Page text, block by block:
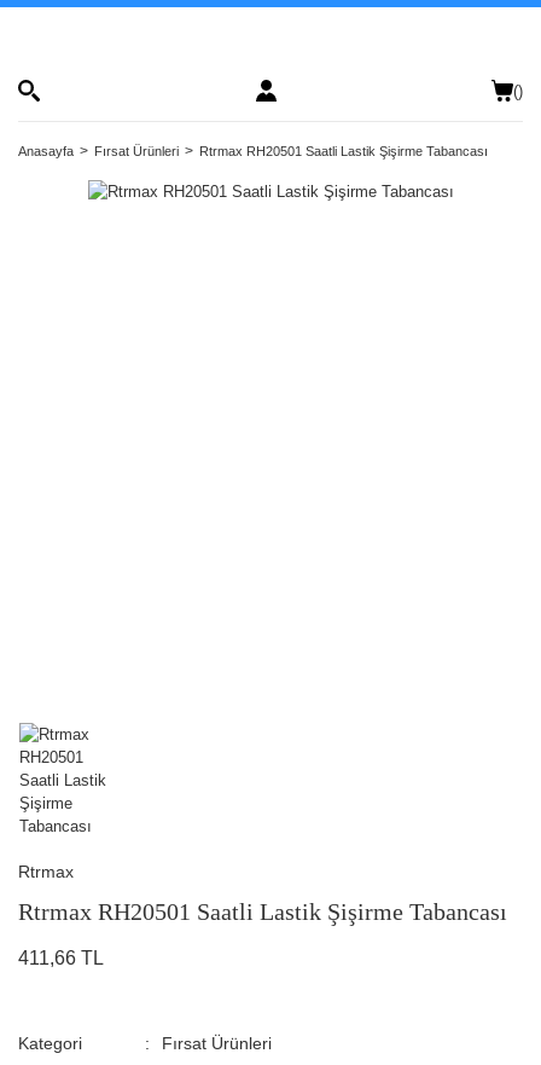
()
Anasayfa Fırsat Ürünleri Rtrmax RH20501 Saatli Lastik Şişirme Tabancası
Rtrmax
Rtrmax RH20501 Saatli Lastik Şişirme Tabancası
411,66 TL
Kategori
Fırsat Ürünleri